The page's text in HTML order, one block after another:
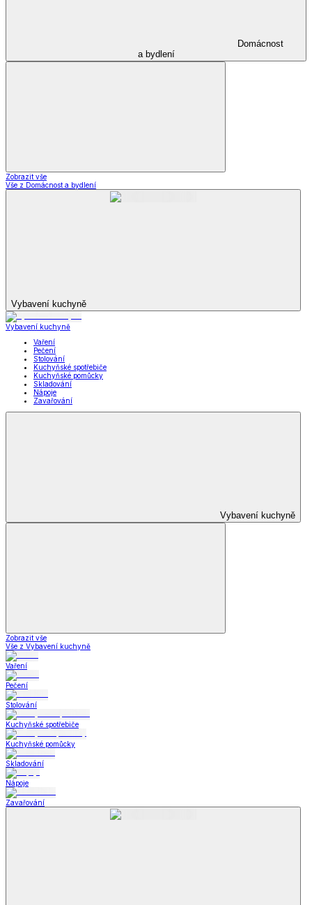
Domácnost
a bydlení
Zobrazit vše
Vše z Domácnost a bydlení
Vybavení kuchyně
Vybavení kuchyně
Vaření
Pečení
Stolování
Kuchyňské spotřebiče
Kuchyňské pomůcky
Skladování
Nápoje
Zavařování
Vybavení kuchyně
Zobrazit vše
Vše z Vybavení kuchyně
Vaření
Pečení
Stolování
Kuchyňské spotřebiče
Kuchyňské pomůcky
Skladování
Nápoje
Zavařování